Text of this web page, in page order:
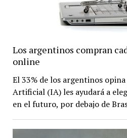
Los argentinos compran
online
El 33% de los argentinos
Artificial (IA) les ayudará a
en el futuro, por debajo de